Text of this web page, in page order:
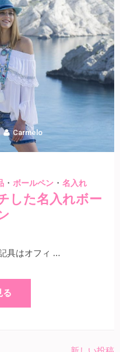
Carmelo
・ ボールペン ・ 名入れ
した名入れボー
具はオフィ …
る